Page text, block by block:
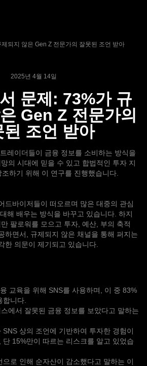
되지 않은 Gen Z 전문가의 잘못된 조언 받아
2025년 4월 14일
문제: 73%가 규
Gen Z 전문가의
된 조언 받아
레이더들이 금융 정보를 소비하는 방식을
의 시대에 믿을 수 있고 합법적인 투자 지
하기 위해 이 연구를 진행했습니다.
드바이저들이 떠오르며 많은 대중의 관심
해 배우는 방식을 바꾸고 있습니다. 하지
팔로워를 모으고 투자, 예산, 부의 축적
하면서, 규제되지 않은 채널을 통해 퍼지는
한 의문이 제기되고 있습니다.
교육을 위해 SNS를 사용하며, 이 중 83%
합니다.
에서 잘못된 금융 정보를 보았다고 말하는
SNS 상의 조언에 기반하여 투자한 경험이
단 15%만이 따르는 리스크를 알고 있었습
으로 인해 순자산이 감소했다고 말하는 이